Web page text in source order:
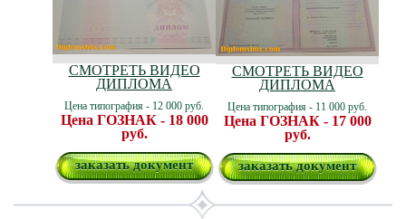
СМОТРЕТЬ ВИДЕО
ДИПЛОМА
Цена типография - 12 000 руб.
Цена ГОЗНАК - 18 000
руб.
заказать документ
СМОТРЕТЬ ВИДЕО
ДИПЛОМА
Цена типография - 11 000 руб.
Цена ГОЗНАК - 17 000
руб.
заказать документ